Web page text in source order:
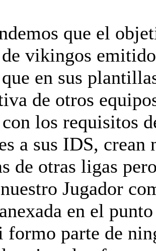
que el
vikingos
en sus
de otros
los requisitos
a sus IDS,
de otras ligas
Jugador
en el
formo parte de